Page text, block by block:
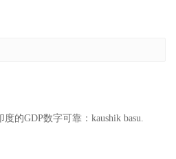
度的GDP数字可靠：kaushik basu.